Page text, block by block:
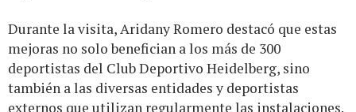
Durante la visita, Aridany Romero destacó que estas
mejoras no solo benefician a los más de 300
deportistas del Club Deportivo Heidelberg, sino
también a las diversas entidades y deportistas
externos que utilizan regularmente las instalaciones.